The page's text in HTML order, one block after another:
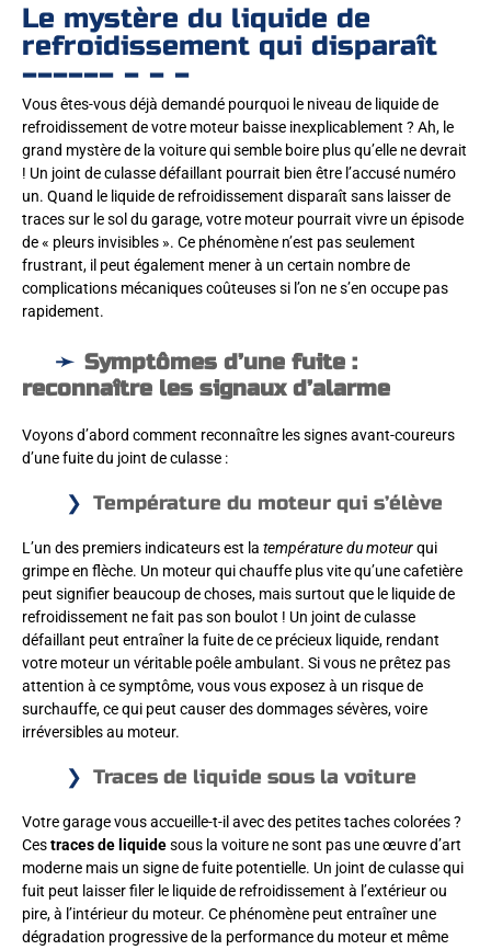
Le mystère du liquide de
refroidissement qui disparaît
Vous êtes-vous déjà demandé pourquoi le niveau de liquide de
refroidissement de votre moteur baisse inexplicablement ? Ah, le
grand mystère de la voiture qui semble boire plus qu’elle ne devrait
! Un joint de culasse défaillant pourrait bien être l’accusé numéro
un. Quand le liquide de refroidissement disparaît sans laisser de
traces sur le sol du garage, votre moteur pourrait vivre un épisode
de « pleurs invisibles ». Ce phénomène n’est pas seulement
frustrant, il peut également mener à un certain nombre de
complications mécaniques coûteuses si l’on ne s’en occupe pas
rapidement.
Symptômes d’une fuite :
reconnaître les signaux d’alarme
Voyons d’abord comment reconnaître les signes avant-coureurs
d’une fuite du joint de culasse :
Température du moteur qui s’élève
L’un des premiers indicateurs est la température du moteurqui
grimpe en flèche. Un moteur qui chauffe plus vite qu’une cafetière
peut signifier beaucoup de choses, mais surtout que le liquide de
refroidissement ne fait pas son boulot ! Un joint de culasse
défaillant peut entraîner la fuite de ce précieux liquide, rendant
votre moteur un véritable poêle ambulant. Si vous ne prêtez pas
attention à ce symptôme, vous vous exposez à un risque de
surchauffe, ce qui peut causer des dommages sévères, voire
irréversibles au moteur.
Traces de liquide sous la voiture
Votre garage vous accueille-t-il avec des petites taches colorées ?
Cestraces de liquidesous la voiture ne sont pas une œuvre d’art
moderne mais un signe de fuite potentielle. Un joint de culasse qui
fuit peut laisser filer le liquide de refroidissement à l’extérieur ou
pire, à l’intérieur du moteur. Ce phénomène peut entraîner une
dégradation progressive de la performance du moteur et même